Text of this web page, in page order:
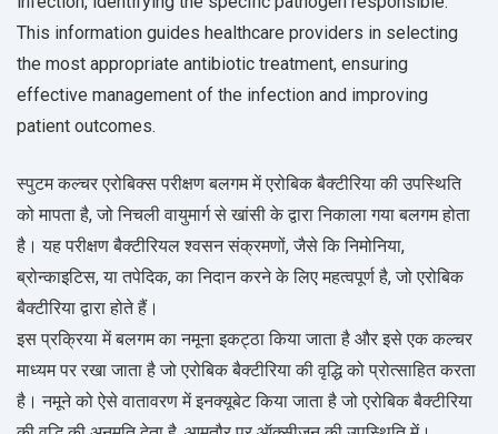
This information guides healthcare providers in selecting
the most appropriate antibiotic treatment, ensuring
effective management of the infection and improving
patient outcomes.
स्पुटम कल्चर एरोबिक्स परीक्षण बलगम में एरोबिक बैक्टीरिया की उपस्थिति
को मापता है, जो निचली वायुमार्ग से खांसी के द्वारा निकाला गया बलगम होता
है। यह परीक्षण बैक्टीरियल श्वसन संक्रमणों, जैसे कि निमोनिया,
ब्रोन्काइटिस, या तपेदिक, का निदान करने के लिए महत्वपूर्ण है, जो एरोबिक
बैक्टीरिया द्वारा होते हैं।
इस प्रक्रिया में बलगम का नमूना इकट्ठा किया जाता है और इसे एक कल्चर
माध्यम पर रखा जाता है जो एरोबिक बैक्टीरिया की वृद्धि को प्रोत्साहित करता
है। नमूने को ऐसे वातावरण में इनक्यूबेट किया जाता है जो एरोबिक बैक्टीरिया